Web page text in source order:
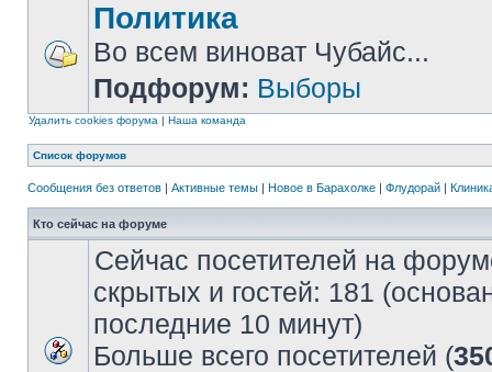
Политика
Во всем виноват Чубайс...
Подфорум: Выборы
Удалить cookies форума | Наша команда
Список форумов
Сообщения без ответов | Активные темы | Новое в Барахолке | Флудорай |
Кто сейчас на форуме
Сейчас посетителей на
скрытых и гостей: 181
последние 10 минут)
Больше всего посетителей (